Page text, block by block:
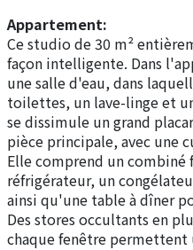
Appartement:
Ce studio de 30 m²
façon intelligente. Dans
une salle d'eau, dans
toilettes, un lave-linge et
se dissimule un grand
pièce principale, avec une
Elle comprend un
réfrigérateur, un
ainsi qu'une table à dîner
Des stores occultants en
chaque fenêtre permettent